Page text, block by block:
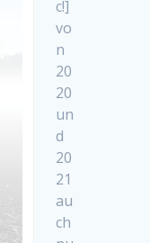
c!]
vo
n
20
20
un
d
20
21
au
ch